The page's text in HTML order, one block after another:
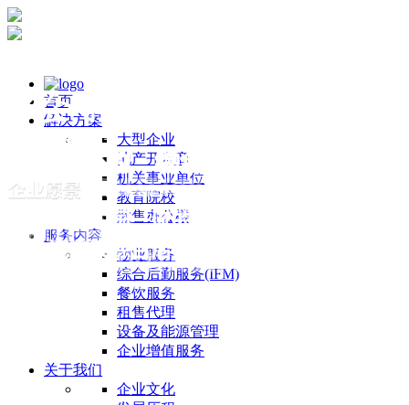
首页
解决方案
大型企业
地产开发商
机关事业单位
教育院校
散售办公楼
服务内容
物业服务
综合后勤服务(IFM)
餐饮服务
租售代理
设备及能源管理
企业增值服务
关于我们
企业文化